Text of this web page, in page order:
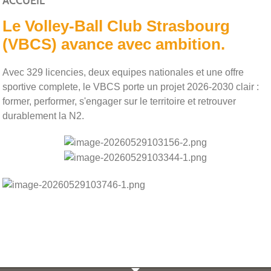
Le Volley-Ball Club Strasbourg
(VBCS) avance avec ambition.
Avec 329 licencies, deux equipes nationales et une offre
sportive complete, le VBCS porte un projet 2026-2030 clair :
former, performer, s'engager sur le territoire et retrouver
durablement la N2.